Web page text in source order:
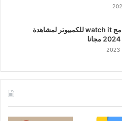
تحميل برنامج watch it للكمبيوتر لمشاهدة